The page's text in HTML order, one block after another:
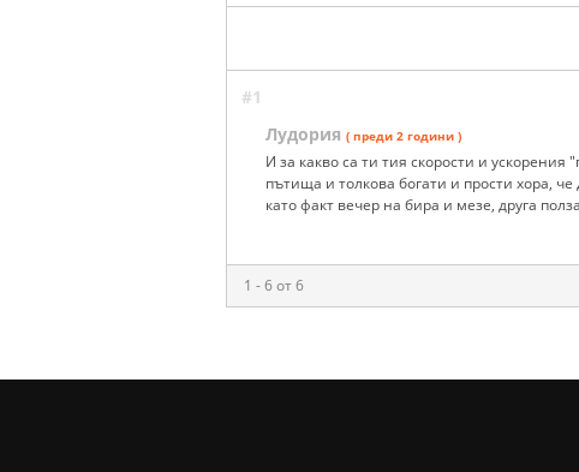
#1
Лудория ( преди 2 години )
И за какво са ти тия скорости и
пътища и толкова богати и прости хора, че
като факт вечер на бира и мезе, друга
1 - 6 от 6